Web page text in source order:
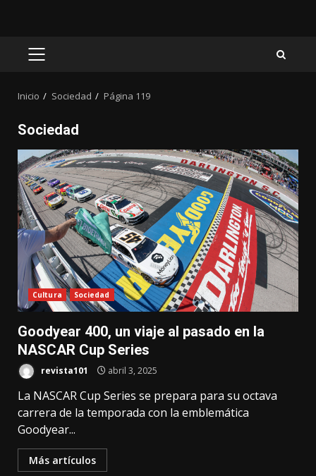
MENÚ
Inicio Sociedad Página 119
Sociedad
Cultura Sociedad
Goodyear 400, un viaje al pasado en la
NASCAR Cup Series
revista101 abril 3, 2025
La NASCAR Cup Series se prepara para su octava
carrera de la temporada con la emblemática
Goodyear...
Más artículos